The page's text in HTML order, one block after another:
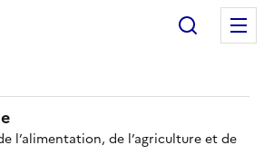
l’alimentation, de l’agriculture et de